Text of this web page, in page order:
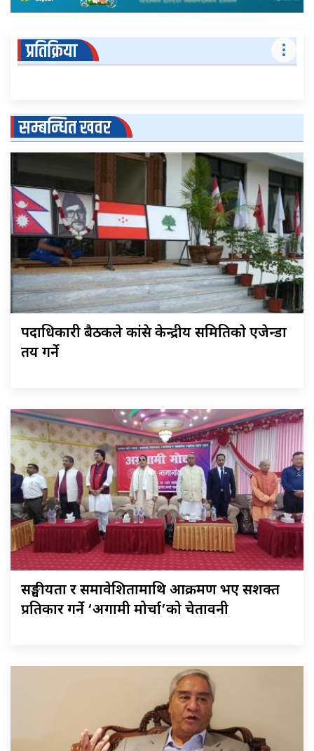
प्रतिक्रिया
सम्बन्धित खवर
पदाधिकारी बैठकले कांग्रेस केन्द्रीय समितिकाे एजेन्डा
तय गर्ने
सङ्घीयता र समावेशितामाथि आक्रमण भए सशक्त
प्रतिकार गर्ने ‘अग्रगामी मोर्चा’को चेतावनी